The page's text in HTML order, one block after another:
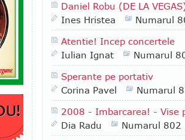
Daniel Robu (DE LA
Ines Hristea
Numarul
Atentie! Incep concertele
Iulian Ignat
Numarul
Sperante pe portativ
Corina Pavel
Numarul
2008 - Imbarcarea! - Vise
Dia Radu
Numarul 802